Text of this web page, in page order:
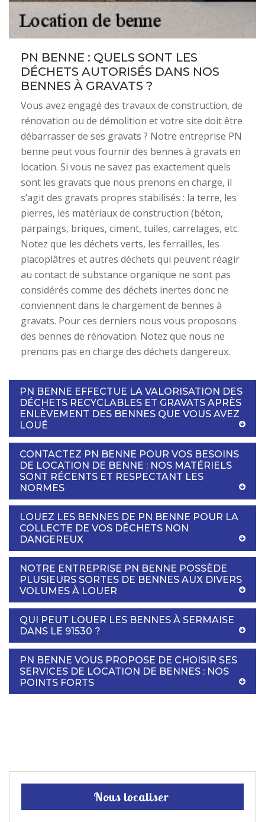
PN BENNE : QUELS SONT LES
DÉCHETS AUTORISÉS DANS NOS
BENNES À GRAVATS ?
Vous avez engagé des travaux de construction, de
rénovation ou de démolition et votre site doit être
débarrasser de ses gravats ? Notre entreprise PN
benne peut vous fournir des bennes à gravats en
location. Si vous ne savez pas exactement quels
sont les gravats que nous prenons en charge, il
s’agit des gravats propres stabilisés : la terre, les
pierres, les matériaux de construction (béton,
parpaings, briques, ciment, tuiles, carrelages, etc.
Notez que les déchets verts, les ferrailles, les
placoplâtres et autres déchets qui peuvent réagir
au contact de substance organique ne sont pas
considérés comme des déchets inertes donc ne
conviennent dans le chargement de bennes à
gravats. Pour ces derniers nous vous proposons
des bennes de rénovation. Notez que nous ne
prenons pas en charge des déchets dangereux.
PN BENNE EFFECTUE LA VALORISATION DES
DÉCHETS RECYCLABLES ET GRAVATS APRÈS
ENLÈVEMENT DES BENNES QUE VOUS AVEZ
LOUÉ
CONTACTEZ PN BENNE POUR VOS BESOINS
DE LOCATION DE BENNE : NOS MATÉRIELS
SONT RÉCENTS ET RESPECTANT LES
NORMES
LOUEZ LES BENNES DE PN BENNE POUR LA
COLLECTE DE VOS DÉCHETS NON
DANGEREUX
NOTRE ENTREPRISE PN BENNE POSSÈDE
PLUSIEURS SORTES DE BENNES AUX DIVERS
VOLUMES À LOUER
QUI PEUT LOUER LES BENNES À SERMAISE
DANS LE 91530 ?
PN BENNE VOUS PROPOSE DE CHOISIR SES
SERVICES DE LOCATION DE BENNES : NOS
POINTS FORTS
Nous localiser